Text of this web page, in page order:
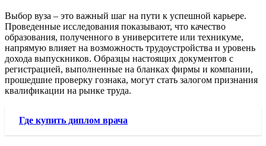
Выбор вуза – это важный шаг на пути к успешной карьере.
Проведенные исследования показывают, что качество
образования, полученного в университете или техникуме,
напрямую влияет на возможность трудоустройства и уровень
дохода выпускников. Образцы настоящих документов с
регистрацией, выполненные на бланках фирмы и компании,
прошедшие проверку гознака, могут стать залогом признания
квалификации на рынке труда.
Где купить диплом врача